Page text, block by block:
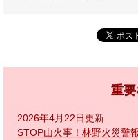
重
2026年4月22日更新
STOP山火事！林野火災警